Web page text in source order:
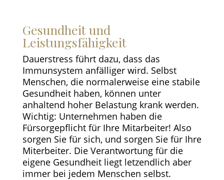
Gesundheit und
Leistungsfähigkeit
Dauerstress führt dazu, dass das
Immunsystem anfälliger wird. Selbst
Menschen, die normalerweise eine stabile
Gesundheit haben, können unter
anhaltend hoher Belastung krank werden.
Wichtig: Unternehmen haben die
Fürsorgepflicht für Ihre Mitarbeiter! Also
sorgen Sie für sich, und sorgen Sie für Ihre
Miterbeiter. Die Verantwortung für die
eigene Gesundheit liegt letzendlich aber
immer bei jedem Menschen selbst.